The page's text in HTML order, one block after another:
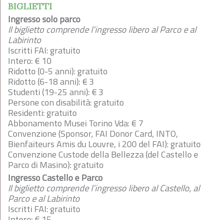
BIGLIETTI
Ingresso solo parco
Il biglietto comprende l’ingresso libero al Parco e al
Labirinto
Iscritti FAI: gratuito
Intero: € 10
Ridotto (0-5 anni): gratuito
Ridotto (6-18 anni): € 3
Studenti (19-25 anni): € 3
Persone con disabilità: gratuito
Residenti: gratuito
Abbonamento Musei Torino Vda: € 7
Convenzione (Sponsor, FAI Donor Card, INTO,
Bienfaiteurs Amis du Louvre, i 200 del FAI): gratuito
Convenzione Custode della Bellezza (del Castello e
Parco di Masino): gratuito
Ingresso Castello e Parco
Il biglietto comprende l’ingresso libero al Castello, al
Parco e al Labirinto
Iscritti FAI: gratuito